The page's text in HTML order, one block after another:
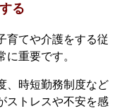
る
育てや介護をする従
重要です。
、時短勤務制度など
ストレスや不安を感